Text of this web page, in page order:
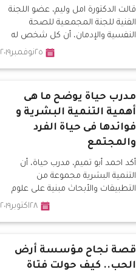
قالت الدكتورة امل وليم، عضو اللجنة
الفنية للجنة المجمعية للصحة
النفسية والإدمان، أن كل شخص له
رسالة فى الحياة، وبدون رسالته الحياة
٢٥نوفمبر٢٠١٩
مدرب حياة يوضح ما هى
أهمية التنمية البشرية و
فوائدها فى حياة الفرد
والمجتمع
أكد احمد أبو تميم، مدرب حياة، أن
التنمية البشرية مجموعة من
التطبيقات والأبحاث مبنية على علوم
كثيرة مثل علم نفس والاجتماع والإدارة
٢٨اكتوبر٢٠١٩
قصة نجاح مؤسسة أرض
الحب.. كيف حولت فتاة